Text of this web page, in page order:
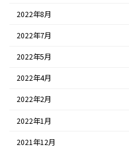
2022年8月
2022年7月
2022年5月
2022年4月
2022年2月
2022年1月
2021年12月